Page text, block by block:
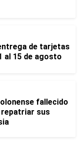
de tarjetas
al 15 de agosto
fallecido
repatriar sus